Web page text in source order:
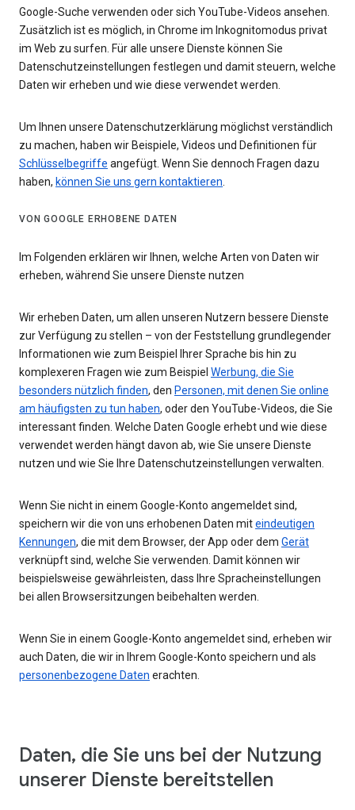
Google-Suche verwenden oder sich YouTube-Videos ansehen.
Zusätzlich ist es möglich, in Chrome im Inkognitomodus privat
im Web zu surfen. Für alle unsere Dienste können Sie
Datenschutzeinstellungen festlegen und damit steuern, welche
Daten wir erheben und wie diese verwendet werden.
Um Ihnen unsere Datenschutzerklärung möglichst verständlich
zu machen, haben wir Beispiele, Videos und Definitionen für
Schlüsselbegriffe angefügt. Wenn Sie dennoch Fragen dazu
haben, können Sie uns gern kontaktieren.
VON GOOGLE ERHOBENE DATEN
Im Folgenden erklären wir Ihnen, welche Arten von Daten wir
erheben, während Sie unsere Dienste nutzen
Wir erheben Daten, um allen unseren Nutzern bessere Dienste
zur Verfügung zu stellen – von der Feststellung grundlegender
Informationen wie zum Beispiel Ihrer Sprache bis hin zu
komplexeren Fragen wie zum Beispiel Werbung, die Sie
besonders nützlich finden, den Personen, mit denen Sie online
am häufigsten zu tun haben, oder den YouTube-Videos, die Sie
interessant finden. Welche Daten Google erhebt und wie diese
verwendet werden hängt davon ab, wie Sie unsere Dienste
nutzen und wie Sie Ihre Datenschutzeinstellungen verwalten.
Wenn Sie nicht in einem Google-Konto angemeldet sind,
speichern wir die von uns erhobenen Daten miteindeutigen
Kennungen, die mit dem Browser, der App oder dem Gerät
verknüpft sind, welche Sie verwenden. Damit können wir
beispielsweise gewährleisten, dass Ihre Spracheinstellungen
bei allen Browsersitzungen beibehalten werden.
Wenn Sie in einem Google-Konto angemeldet sind, erheben wir
auch Daten, die wir in Ihrem Google-Konto speichern und als
personenbezogene Daten erachten.
Daten, die Sie uns bei der Nutzung
unserer Dienste bereitstellen